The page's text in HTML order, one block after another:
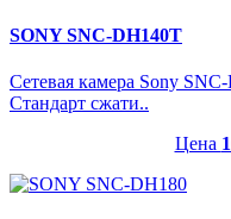
SONY SNC-DH140T
Сетевая камера Sony
Стандарт сжати..
Цена